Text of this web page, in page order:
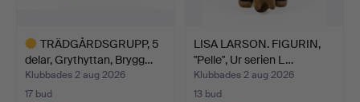
TRÄDGÅRDSGRUPP, 5
delar, Grythyttan, Brygg…
Klubbades 2 aug 2026
17 bud
LISA LARSON. FIGURIN,
"Pelle", Ur serien L…
Klubbades 2 aug 2026
13 bud